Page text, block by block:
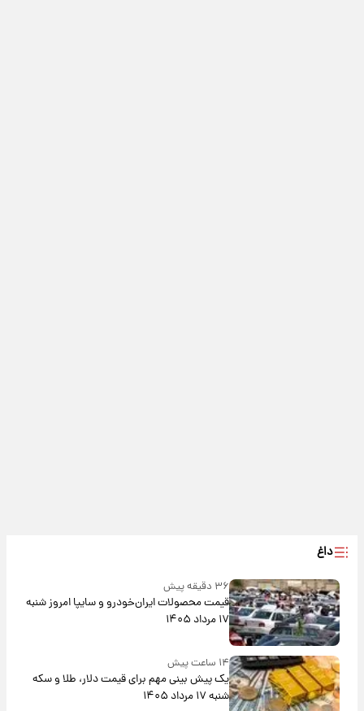
داغ
۳۶ دقیقه پیش
قیمت محصولات ایران‌خودرو و سایپا امروز شنبه
۱۷ مرداد ۱۴۰۵
۱۴ ساعت پیش
یک پیش ‌بینی مهم برای قیمت دلار، طلا و سکه
شنبه ۱۷ مرداد ۱۴۰۵